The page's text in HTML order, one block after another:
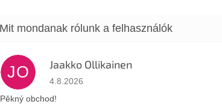
JO Jaakko Ollikainen
Az áruház értékelése 5-ből 5 csillag.
4.8.2026
Pěkný obchod!